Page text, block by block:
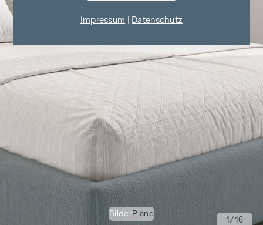
BilderPläne
1/16
Impressum Datenschutz